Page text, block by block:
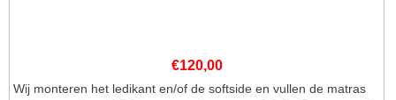
€120,00
Wij monteren het ledikant en/of de softside en vullen de matras